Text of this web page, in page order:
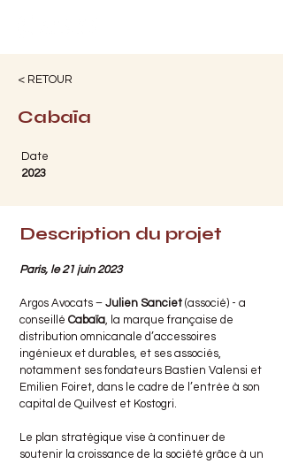
< RETOUR
Cabaïa
Date
2023
Description du projet
Paris, le 21 juin 2023
Argos Avocats – Julien Sanciet (associé) - a
conseillé Cabaïa, la marque française de
distribution omnicanale d’accessoires
ingénieux et durables, et ses associés,
notamment ses fondateurs Bastien Valensi et
Emilien Foiret, dans le cadre de l’entrée à son
capital de Quilvest et Kostogri.
Le plan stratégique vise à continuer de
soutenir la croissance de la société grâce à un